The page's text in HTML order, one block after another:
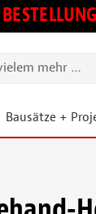
Bausätze +